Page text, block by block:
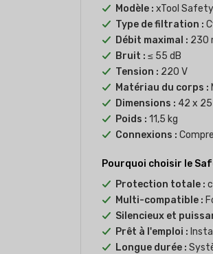
Modèle : xTool
Type de filtration :
Débit maximal : 230
Bruit : ≤ 55 dB
Tension : 220 V
Matériau du corps :
Dimensions : 42 x
Poids : 11,5 kg
Connexions :
Pourquoi choisir le
Protection totale :
Multi-compatible :
Silencieux et
Prêt à l'emploi :
Longue durée :